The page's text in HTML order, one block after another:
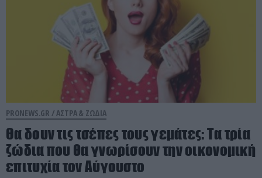
PRONEWS.GR /ΑΣΤΡΑ & ΖΩΔΙΑ
Θα δουν τις τσέπες τους γεμάτες: Τα τρία
ζώδια που θα γνωρίσουν την οικονομική
επιτυχία τον Αύγουστο